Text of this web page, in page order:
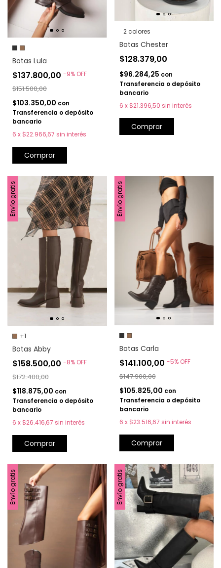
Botas Lula
$137.800,00 -9% OFF
$151.500,00
$103.350,00 con
Transferencia o depósito
bancario
6 x $22.966,67 sin interés
Comprar
2 colores
Botas Chester
$128.379,00
$96.284,25 con
Transferencia o depósito
bancario
6 x $21.396,50 sin interés
Comprar
Envío gratis
+1
Botas Abby
$158.500,00 -8% OFF
$172.400,00
$118.875,00 con
Transferencia o depósito
bancario
6 x $26.416,67 sin interés
Comprar
Envío gratis
Botas Carla
$141.100,00 -5% OFF
$147.900,00
$105.825,00 con
Transferencia o depósito
bancario
6 x $23.516,67 sin interés
Comprar
Envío gratis Envío gratis